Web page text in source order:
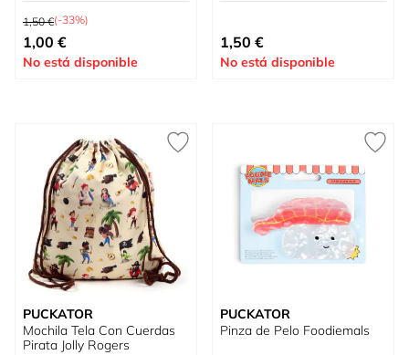
Precio habitual
1,50 €(-33%)
Precio especial
1,00 €
No está disponible
1,50 €
No está disponible
PUCKATOR
Mochila Tela Con Cuerdas
Pirata Jolly Rogers
PUCKATOR
Pinza de Pelo Foodiemals